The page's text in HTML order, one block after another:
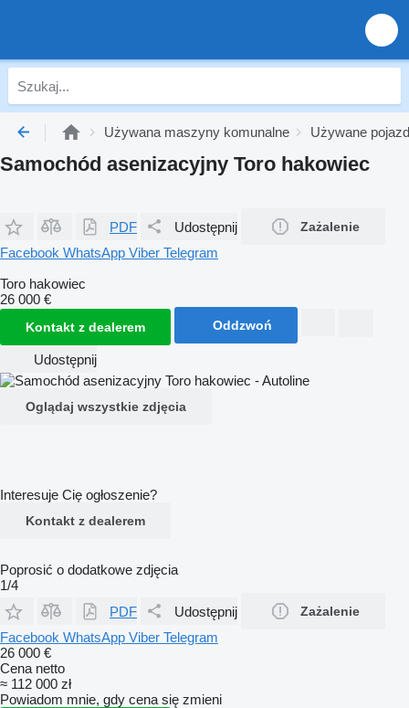
Używana maszyny komunalne Używane
Samochód asenizacyjny Toro hakowiec
PDF Udostępnij Zażalenie
Facebook WhatsApp Viber Telegram
Toro hakowiec
26 000 €
Kontakt z dealerem Oddzwoń
Udostępnij
Oglądaj wszystkie zdjęcia
Interesuje Cię ogłoszenie?
Kontakt z dealerem
Poprosić o dodatkowe zdjęcia
1/4
PDF
Udostępnij Zażalenie
Facebook WhatsApp Viber Telegram
26 000 €
Cena netto
≈ 112 000 zł
Powiadom mnie, gdy cena się zmieni